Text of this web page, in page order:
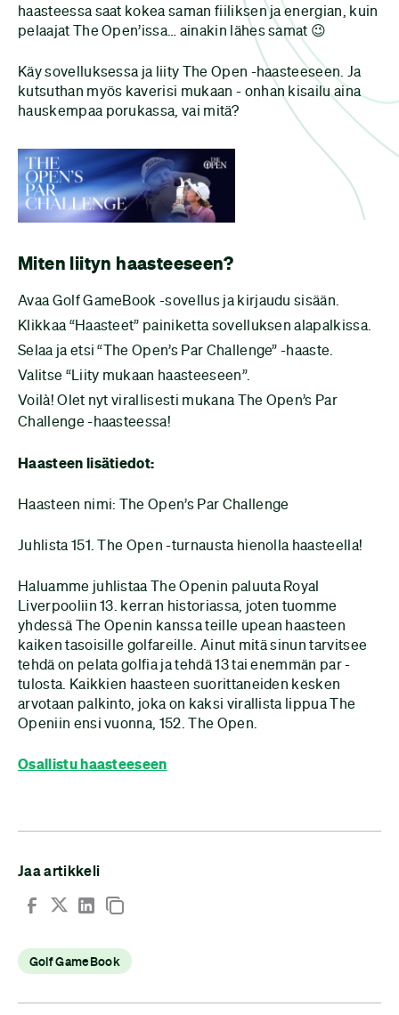
haasteessa saat kokea saman fiiliksen ja energian, kuin
pelaajat The Open’issa… ainakin lähes samat 😉
Käy sovelluksessa ja liity The Open -haasteeseen. Ja
kutsuthan myös kaverisi mukaan - onhan kisailu aina
hauskempaa porukassa, vai mitä?
Miten liityn haasteeseen?
Avaa Golf GameBook -sovellus ja kirjaudu sisään.
Klikkaa “Haasteet” painiketta sovelluksen alapalkissa.
Selaa ja etsi “The Open’s Par Challenge” -haaste.
Valitse “Liity mukaan haasteeseen”.
Voilà! Olet nyt virallisesti mukana The Open’s Par
Challenge -haasteessa!
Haasteen lisätiedot:
Haasteen nimi: The Open’s Par Challenge
Juhlista 151. The Open -turnausta hienolla haasteella!
Haluamme juhlistaa The Openin paluuta Royal
Liverpooliin 13. kerran historiassa, joten tuomme
yhdessä The Openin kanssa teille upean haasteen
kaiken tasoisille golfareille. Ainut mitä sinun tarvitsee
tehdä on pelata golfia ja tehdä 13 tai enemmän par -
tulosta. Kaikkien haasteen suorittaneiden kesken
arvotaan palkinto, joka on kaksi virallista lippua The
Openiin ensi vuonna, 152. The Open.
Osallistu haasteeseen
Jaa artikkeli
Golf GameBook